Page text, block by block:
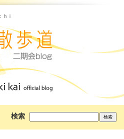
検索
を